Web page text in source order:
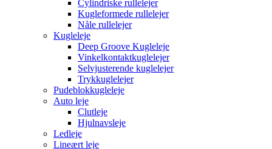
Cylindriske rullelejer
Kugleformede rullelejer
Nåle rullelejer
Kugleleje
Deep Groove Kugleleje
Vinkelkontaktkuglelejer
Selvjusterende kuglelejer
Trykkuglelejer
Pudeblokkugleleje
Auto leje
Clutleje
Hjulnavsleje
Ledleje
Lineært leje